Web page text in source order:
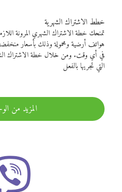
خطط الاشتراك الشهرية
تمنحك خطة الاشتراك الشهري المرونة
هواتف أرضية ومحمولة وذلك بأسعار
في أي وقت. ومن خلال خطة الاشتراك
التي تجريها بالفعل
المزيد من